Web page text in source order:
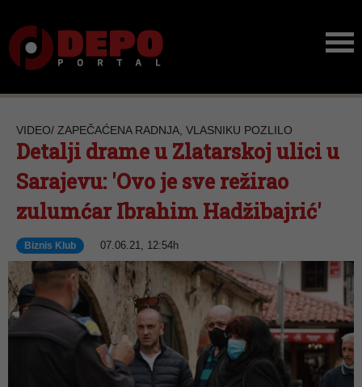
VIDEO/ ZAPEČAĆENA RADNJA, VLASNIKU POZLILO
Detalji drame u Zlatarskoj ulici u
Sarajevu: 'Ovo je sve režirao
zulumćar Ibrahim Hadžibajrić'
Biznis Klub 07.06.21, 12:54h